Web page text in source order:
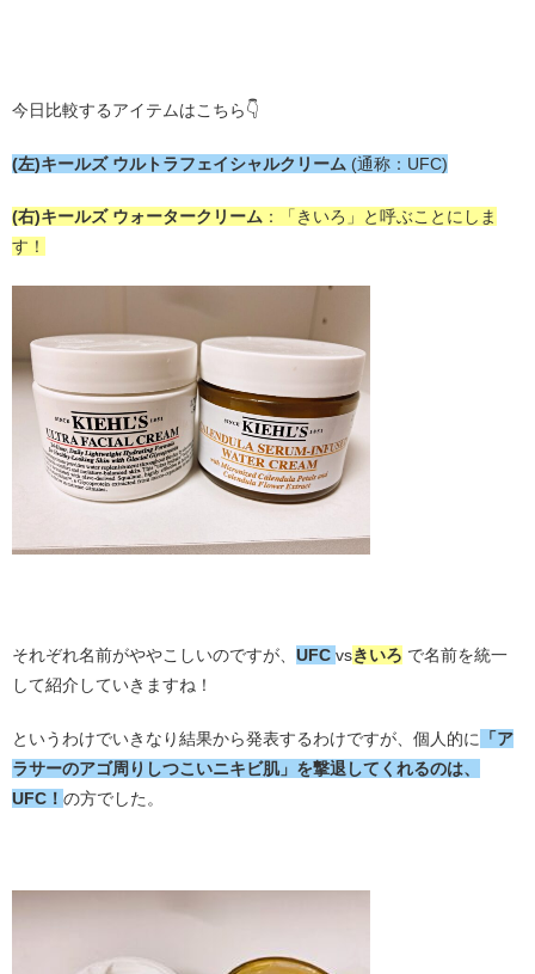
今日比較するアイテムはこちら👇
(左)キールズ ウルトラフェイシャルクリーム (通称：UFC)
(右)キールズ ウォータークリーム ：「きいろ」と呼ぶことにしま
す！
それぞれ名前がややこしいのですが、 UFC vsきいろ で名前を統一
して紹介していきますね！
というわけでいきなり結果から発表するわけですが、個人的に
「ア
ラサーのアゴ周りしつこいニキビ肌」を撃退してくれるのは、
UFC！ の方でした。